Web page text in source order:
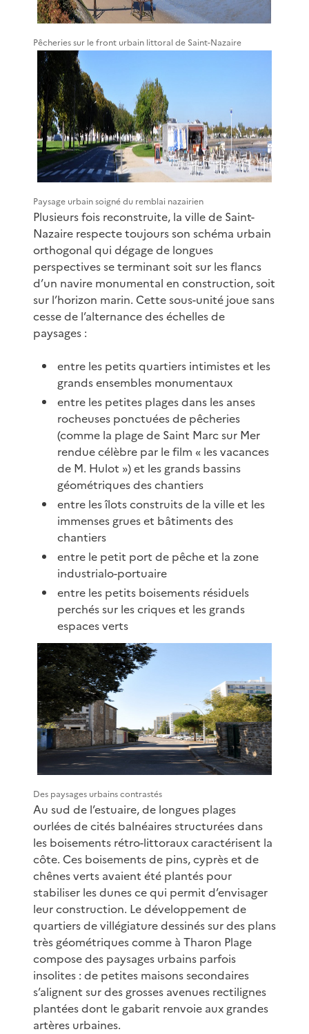
Pêcheries sur le front urbain littoral de Saint-Nazaire
Paysage urbain soigné du remblai nazairien
Plusieurs fois reconstruite, la ville de Saint-
Nazaire respecte toujours son schéma urbain
orthogonal qui dégage de longues
perspectives se terminant soit sur les flancs
d’un navire monumental en construction, soit
sur l’horizon marin. Cette sous-unité joue sans
cesse de l’alternance des échelles de
paysages :
entre les petits quartiers intimistes et les
grands ensembles monumentaux
entre les petites plages dans les anses
rocheuses ponctuées de pêcheries
(comme la plage de Saint Marc sur Mer
rendue célèbre par le film « les vacances
de M. Hulot ») et les grands bassins
géométriques des chantiers
entre les îlots construits de la ville et les
immenses grues et bâtiments des
chantiers
entre le petit port de pêche et la zone
industrialo-portuaire
entre les petits boisements résiduels
perchés sur les criques et les grands
espaces verts
Des paysages urbains contrastés
Au sud de l’estuaire, de longues plages
ourlées de cités balnéaires structurées dans
les boisements rétro-littoraux caractérisent la
côte. Ces boisements de pins, cyprès et de
chênes verts avaient été plantés pour
stabiliser les dunes ce qui permit d’envisager
leur construction. Le développement de
quartiers de villégiature dessinés sur des plans
très géométriques comme à Tharon Plage
compose des paysages urbains parfois
insolites : de petites maisons secondaires
s’alignent sur des grosses avenues rectilignes
plantées dont le gabarit renvoie aux grandes
artères urbaines.